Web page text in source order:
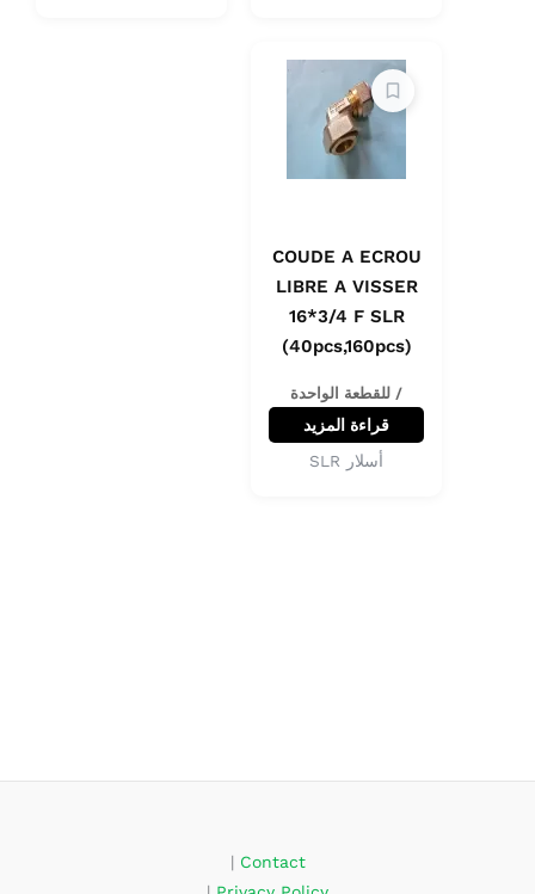
COUDE A ECROU
LIBRE A VISSER
16*3/4 F SLR
(40pcs,160pcs)
/ للقطعة الواحدة
قراءة المزيد
أسلار SLR
Contact
|